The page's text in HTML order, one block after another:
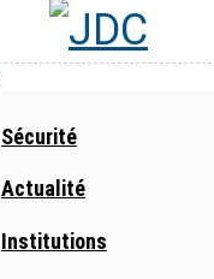
Sécurité
Actualité
Institutions